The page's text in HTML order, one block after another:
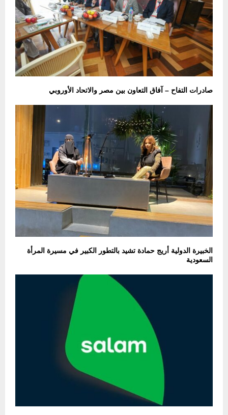
صادرات التفاح – آفاق التعاون بين مصر والاتحاد الأوروبي
الخبيرة الدولية أريج حمادة تشيد بالتطور الكبير في مسيرة المرأة
السعودية